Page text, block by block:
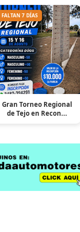
FALTAN 7 DÍAS
Gran Torneo Regional
de Tejo en Recon...